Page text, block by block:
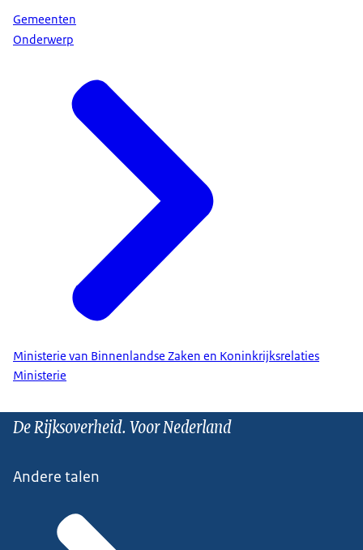
Gemeenten
Onderwerp
Ministerie van Binnenlandse Zaken en Koninkrijksrelaties
Ministerie
De Rijksoverheid. Voor Nederland
Andere talen